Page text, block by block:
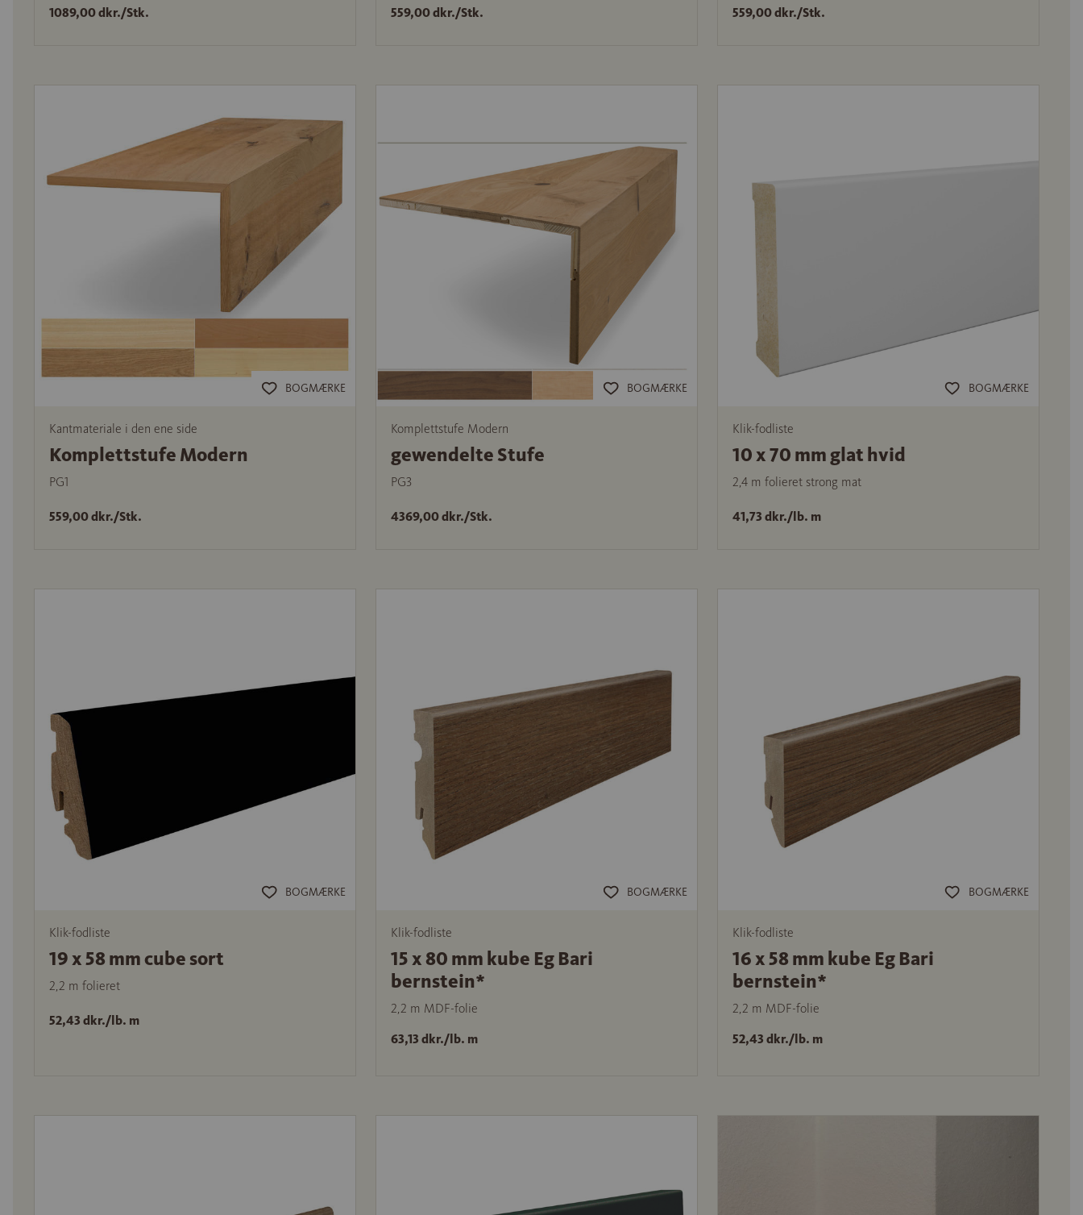
1089,00 dkr./Stk. 559,00 dkr./Stk. 559,00 dkr./Stk.
BOGMÆRKE
Kantmateriale i den ene side
Komplettstufe Modern
PG1
559,00 dkr./Stk.
BOGMÆRKE
Komplettstufe Modern
gewendelte Stufe
PG3
4369,00 dkr./Stk.
BOGMÆRKE
Klik-fodliste
10 x 70 mm glat hvid
2,4 m folieret strong mat
41,73 dkr./lb. m
BOGMÆRKE
Klik-fodliste
19 x 58 mm cube sort
2,2 m folieret
52,43 dkr./lb. m
BOGMÆRKE
Klik-fodliste
15 x 80 mm kube Eg Bari
bernstein*
2,2 m MDF-folie
63,13 dkr./lb. m
BOGMÆRKE
Klik-fodliste
16 x 58 mm kube Eg Bari
bernstein*
2,2 m MDF-folie
52,43 dkr./lb. m